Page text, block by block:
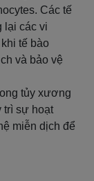
Các tế
lại các vi
tế bào
và bảo vệ
tủy xương
trì sự hoạt
miễn dịch để